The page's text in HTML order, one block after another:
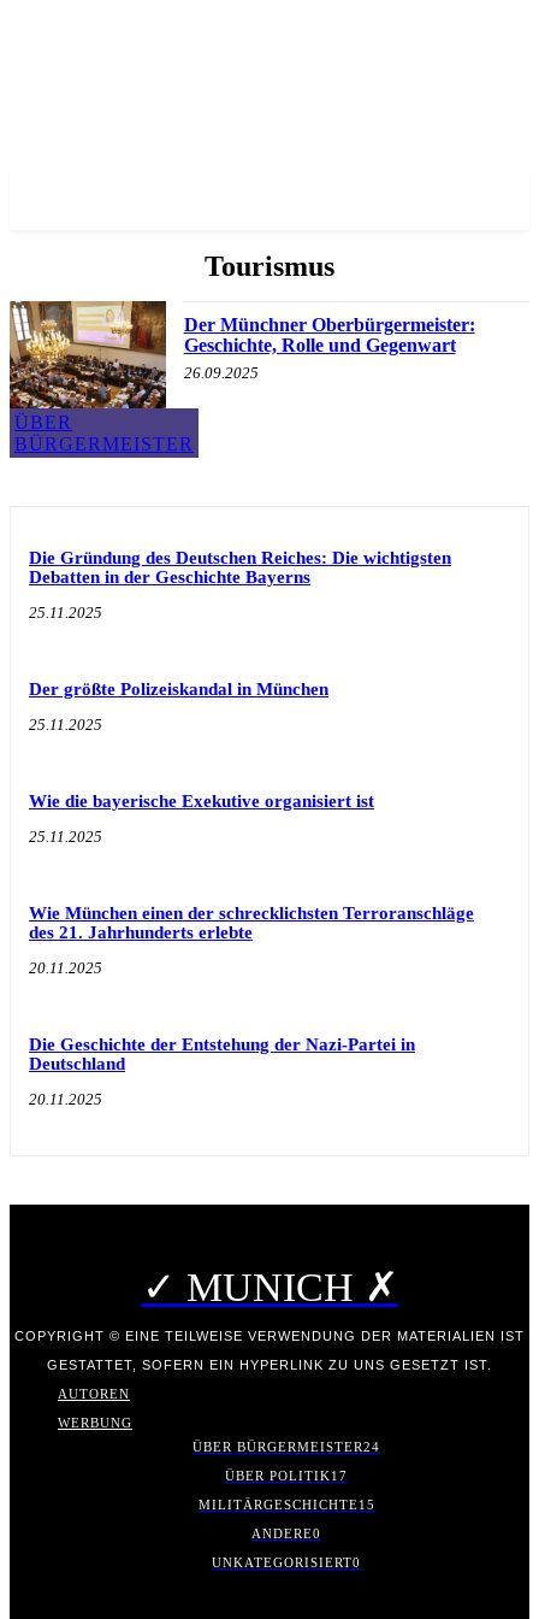
Tourismus
ÜBER
BÜRGERMEISTER
Der Münchner Oberbürgermeister:
Geschichte, Rolle und Gegenwart
26.09.2025
Die Gründung des Deutschen Reiches: Die wichtigsten
Debatten in der Geschichte Bayerns
25.11.2025
Der größte Polizeiskandal in München
25.11.2025
Wie die bayerische Exekutive organisiert ist
25.11.2025
Wie München einen der schrecklichsten Terroranschläge
des 21. Jahrhunderts erlebte
20.11.2025
Die Geschichte der Entstehung der Nazi-Partei in
Deutschland
20.11.2025
✓ MUNICH ✗
COPYRIGHT © EINE TEILWEISE VERWENDUNG DER MATERIALIEN IST
GESTATTET, SOFERN EIN HYPERLINK ZU UNS GESETZT IST.
AUTOREN
WERBUNG
ÜBER BÜRGERMEISTER24
ÜBER POLITIK17
MILITÄRGESCHICHTE15
ANDERE0
UNKATEGORISIERT0